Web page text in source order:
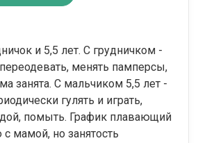
и 5,5 лет. С грудничком -
менять памперсы,
занята. С мальчиком 5,5 лет -
гулять и играть,
помыть. График плавающий
мамой, но занятость